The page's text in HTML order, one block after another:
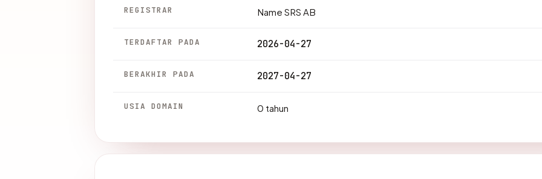
REGISTRAR Name SRS AB
TERDAFTAR PADA 2026-04-27
BERAKHIR PADA 2027-04-27
USIA DOMAIN 0 tahun